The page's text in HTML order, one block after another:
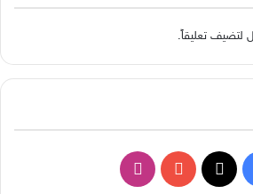
لتضيف تعليقاً.